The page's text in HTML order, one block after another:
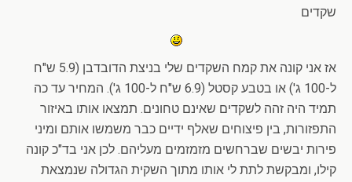
שקדים
אז אני קונה את קמח השקדים שלי בניצת הדובדבן (5.9 ש"ח
ל-100 ג') או בטבע קסטל (6.9 ש"ח ל-100 ג'). המחיר עד כה
תמיד היה זהה לשקדים שאינם טחונים. תמצאו אותו באיזור
התפזורות, בין פיצוחים שאלף ידיים כבר משמשו אותם ומיני
פירות יבשים שברחשים מזמזמים מעליהם. לכן אני בד"כ קונה
קילו, ומבקשת לתת לי אותו מתוך השקית הגדולה שנמצאת